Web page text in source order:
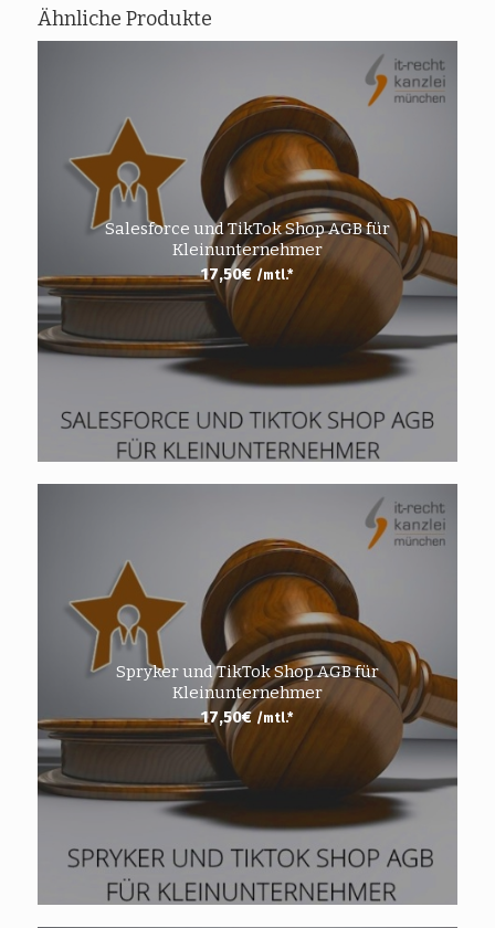
Ähnliche Produkte
Salesforce und TikTok Shop AGB für
Kleinunternehmer
17,50€ /mtl.*
Spryker und TikTok Shop AGB für
Kleinunternehmer
17,50€ /mtl.*